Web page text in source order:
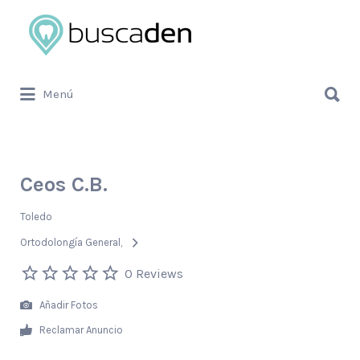
Buscar
por:
Menú
por:
Ceos C.B.
Toledo
Ortodolongía General
0 Reviews
Añadir Fotos
Reclamar Anuncio